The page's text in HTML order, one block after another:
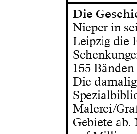
Die
Nieper in
Leipzig die
155
Die
Malerei/
Gebiete